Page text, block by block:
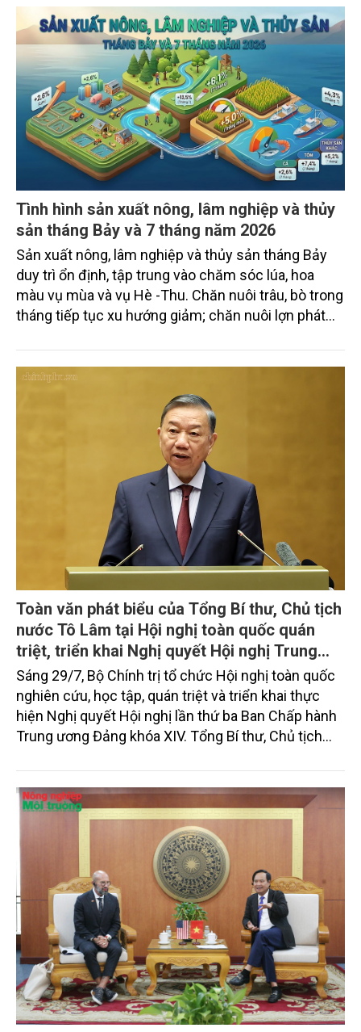
Tình hình sản xuất nông, lâm nghiệp và thủy
sản tháng Bảy và 7 tháng năm 2026
Sản xuất nông, lâm nghiệp và thủy sản tháng Bảy
duy trì ổn định, tập trung vào chăm sóc lúa, hoa
màu vụ mùa và vụ Hè -Thu. Chăn nuôi trâu, bò trong
tháng tiếp tục xu hướng giảm; chăn nuôi lợn phát
trưởng khá. Diện tích rừng trồng mới và sản lượng
thủy sản đều tăng nhẹ.
Toàn văn phát biểu của Tổng Bí thư, Chủ tịch
nước Tô Lâm tại Hội nghị toàn quốc quán
triệt, triển khai Nghị quyết Hội nghị Trung
ương 3, khóa XIV
Sáng 29/7, Bộ Chính trị tổ chức Hội nghị toàn quốc
nghiên cứu, học tập, quán triệt và triển khai thực
hiện Nghị quyết Hội nghị lần thứ ba Ban Chấp hành
Trung ương Đảng khóa XIV. Tổng Bí thư, Chủ tịch
trọng. Tạp chí Nông nghiệp và Môi trường trân trọng
giới thiệu toàn văn bài phát biểu của đồng chí Tổng
Bí thư, Chủ tịch nước.